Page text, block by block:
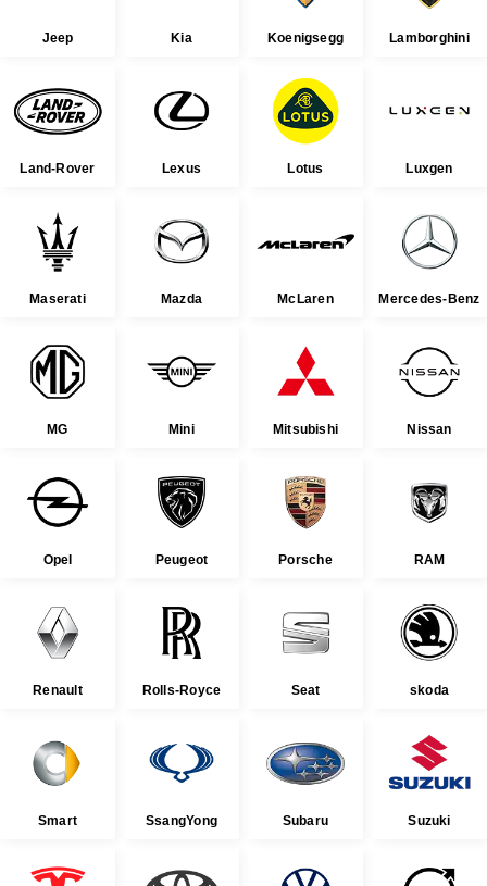
Jeep Kia Koenigsegg Lamborghini
Land-Rover Lexus Lotus Luxgen
Maserati Mazda McLaren Mercedes-Benz
MG Mini Mitsubishi Nissan
Opel Peugeot Porsche RAM
Renault Rolls-Royce Seat skoda
Smart SsangYong Subaru Suzuki